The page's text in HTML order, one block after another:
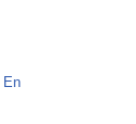
En